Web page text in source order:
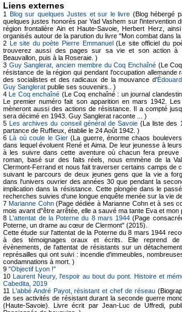
Liens externes
1 Blog sur quelques Justes et sur le livre (Blog hébergé
quelques justes honorés par Yad Vashem sur l'intervention
région frontalière Ain et Haute-Savoie, Herbert Herz,
organisés autour de la parution du livre "Mon combat dans
2 Le site du poète Pierre Emmanuel(Le site officiel du
trouverez aussi des pages sur sa vie et son action à
Beauvallon, puis à la Roseraie. )
3 Guy Sanglerat, ancien membre du Coq Enchaîné (Le
résistance de la région qui pendant l'occupation allemande
des socialistes et des radicaux de la mouvance d’
Guy Sanglerat publie ses souvenirs.. )
4Le Coq enchaîné (Le Coq enchaîné : un journal
Le premier numéro fait son apparition en mars 1942.
mèneront aussi des actions de résistance. Il a compté
sera décimé en 1943. Guy Sanglerat raconte ... )
5Les archives du conseil général de Savoie (La liste des
partance de Ruffieux, établie le 24 Août 1942. )
6Là où coule le Gier(La guerre, énorme chaos
dans lequel évoluent René et Aima. De leur jeunesse à
à les suivre dans cette aventure où chacun fera preuve
roman, basé sur des faits réels, nous emmène de la
Clermont-Ferrand et nous fait traverser certains camps de
suivant le parcours de deux jeunes gens que la vie a
dans l'univers ouvrier des années 30 que pendant la
implication dans la résistance. Cette plongée dans le
recherches suivies d'une longue enquête menée sur la vie
7Marianne Cohn(Page dédiée à Marianne Cohn et à ses
mois avant d"être arrêtée, elle a sauvé ma tante Eva et mon
8L'attentat de la Poterne du 8 mars 1944 (Page
Poterne, un drame au cœur de Clermont" (2015).
Cette étude sur l'attentat de la Poterne du 8 mars 1944
à des témoignages oraux et écrits. Elle reprend de
évènements, de l'attentat de résistants sur un
représailles qui ont suivi : incendie d'immeubles,
condamnations à mort. )
9 "Objectif Lyon !"
10 Laurent Neury, l'espoir au bout du pont. Histoire et
Cabedita, 2019
11 L'abbé André Payot, résistant et chef de réseau
de ses activités de résistant durant la seconde guerre
(Haute-Savoie). Livre écrit par Jean-Luc de Uffredi,